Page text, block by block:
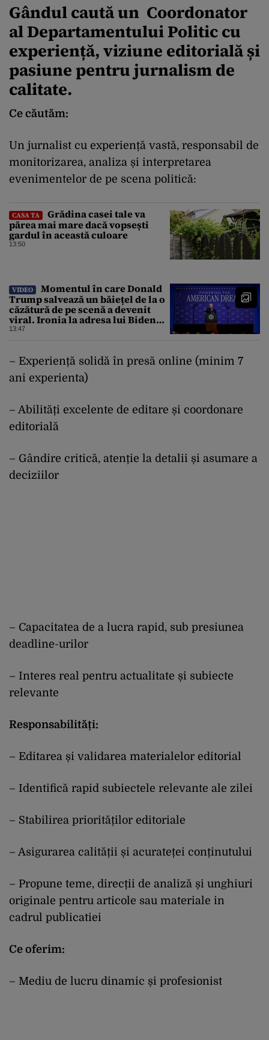
Gândul caută un Coordonator
al Departamentului Politic cu
experiență, viziune editorială și
pasiune pentru jurnalism de
calitate.
Ce căutăm:
Un jurnalist cu experiență vastă, responsabil de
monitorizarea, analiza și interpretarea
evenimentelor de pe scena politică:
CASA TA
Grădina casei tale va
părea mai mare dacă vopsești
gardul în această culoare
13:50
VIDEO
Momentul în care Donald
Trump salvează un băiețel de la o
căzătură de pe scenă a devenit
viral. Ironia la adresa lui Biden
care a stârnit râsete
13:47
– Experiență solidă în presă online (minim 7
ani experienta)
– Abilități excelente de editare și coordonare
editorială
– Gândire critică, atenție la detalii și asumare a
deciziilor
– Capacitatea de a lucra rapid, sub presiunea
deadline-urilor
– Interes real pentru actualitate și subiecte
relevante
Responsabilități:
– Editarea și validarea materialelor editorial
– Identifică rapid subiectele relevante ale zilei
– Stabilirea priorităților editoriale
– Asigurarea calității și acurateței conținutului
– Propune teme, direcții de analiză și unghiuri
originale pentru articole sau materiale in
cadrul publicatiei
Ce oferim:
– Mediu de lucru dinamic și profesionist